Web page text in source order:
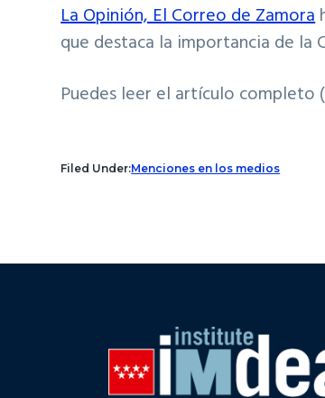
La Opinión, El Correo de Zamora
que destaca la importancia de la
Puedes leer el artículo
Filed Under:Menciones en los medios